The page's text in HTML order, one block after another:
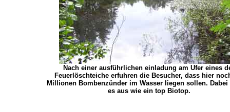
Nach einer ausführlichen einladung am Ufer eines
Feuerlöschteiche erfuhren die Besucher, dass hier
Millionen Bombenzünder im Wasser liegen sollen. Dabei
es aus wie ein top Biotop.